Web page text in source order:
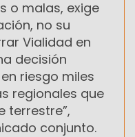
o malas, exige
no su
Vialidad en
decisión
riesgo miles
regionales que
terrestre”,
conjunto.